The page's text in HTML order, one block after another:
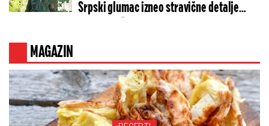
Srpski glumac izneo stravične detalje
MAGAZIN